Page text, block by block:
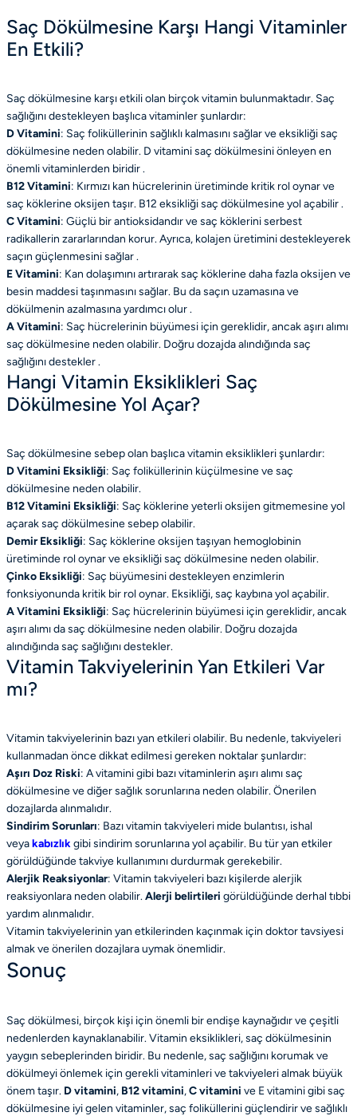
Saç Dökülmesine Karşı Hangi Vitaminler
En Etkili?
Saç dökülmesine karşı etkili olan birçok vitamin bulunmaktadır. Saç
sağlığını destekleyen başlıca vitaminler şunlardır:
D Vitamini: Saç foliküllerinin sağlıklı kalmasını sağlar ve eksikliği saç
dökülmesine neden olabilir. D vitamini saç dökülmesini önleyen en
önemli vitaminlerden biridir .
B12 Vitamini: Kırmızı kan hücrelerinin üretiminde kritik rol oynar ve
saç köklerine oksijen taşır. B12 eksikliği saç dökülmesine yol açabilir .
C Vitamini: Güçlü bir antioksidandır ve saç köklerini serbest
radikallerin zararlarından korur. Ayrıca, kolajen üretimini destekleyerek
saçın güçlenmesini sağlar .
E Vitamini: Kan dolaşımını artırarak saç köklerine daha fazla oksijen ve
besin maddesi taşınmasını sağlar. Bu da saçın uzamasına ve
dökülmenin azalmasına yardımcı olur .
A Vitamini: Saç hücrelerinin büyümesi için gereklidir, ancak aşırı alımı
saç dökülmesine neden olabilir. Doğru dozajda alındığında saç
sağlığını destekler .
Hangi Vitamin Eksiklikleri Saç
Dökülmesine Yol Açar?
Saç dökülmesine sebep olan başlıca vitamin eksiklikleri şunlardır:
D Vitamini Eksikliği: Saç foliküllerinin küçülmesine ve saç
dökülmesine neden olabilir.
B12 Vitamini Eksikliği: Saç köklerine yeterli oksijen gitmemesine yol
açarak saç dökülmesine sebep olabilir.
Demir Eksikliği: Saç köklerine oksijen taşıyan hemoglobinin
üretiminde rol oynar ve eksikliği saç dökülmesine neden olabilir.
Çinko Eksikliği: Saç büyümesini destekleyen enzimlerin
fonksiyonunda kritik bir rol oynar. Eksikliği, saç kaybına yol açabilir.
A Vitamini Eksikliği: Saç hücrelerinin büyümesi için gereklidir, ancak
aşırı alımı da saç dökülmesine neden olabilir. Doğru dozajda
alındığında saç sağlığını destekler.
Vitamin Takviyelerinin Yan Etkileri Var
mı?
Vitamin takviyelerinin bazı yan etkileri olabilir. Bu nedenle, takviyeleri
kullanmadan önce dikkat edilmesi gereken noktalar şunlardır:
Aşırı Doz Riski: A vitamini gibi bazı vitaminlerin aşırı alımı saç
dökülmesine ve diğer sağlık sorunlarına neden olabilir. Önerilen
dozajlarda alınmalıdır.
Sindirim Sorunları: Bazı vitamin takviyeleri mide bulantısı, ishal
veyakabızlıkgibi sindirim sorunlarına yol açabilir. Bu tür yan etkiler
görüldüğünde takviye kullanımını durdurmak gerekebilir.
Alerjik Reaksiyonlar: Vitamin takviyeleri bazı kişilerde alerjik
reaksiyonlara neden olabilir.Alerji belirtileri görüldüğünde derhal tıbbi
yardım alınmalıdır.
Vitamin takviyelerinin yan etkilerinden kaçınmak için doktor tavsiyesi
almak ve önerilen dozajlara uymak önemlidir.
Sonuç
Saç dökülmesi, birçok kişi için önemli bir endişe kaynağıdır ve çeşitli
nedenlerden kaynaklanabilir. Vitamin eksiklikleri, saç dökülmesinin
yaygın sebeplerinden biridir. Bu nedenle, saç sağlığını korumak ve
dökülmeyi önlemek için gerekli vitaminleri ve takviyeleri almak büyük
önem taşır. D vitamini, B12 vitamini,C vitamini ve E vitamini gibi saç
dökülmesine iyi gelen vitaminler, saç foliküllerini güçlendirir ve sağlıklı